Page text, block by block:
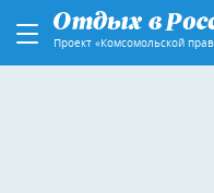
Проект «Комсомольской